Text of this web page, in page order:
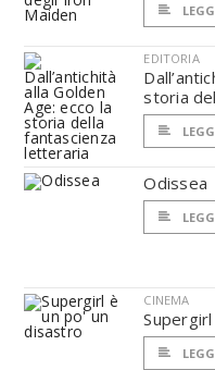
EDITORIA
storia
Odissea
CINEMA